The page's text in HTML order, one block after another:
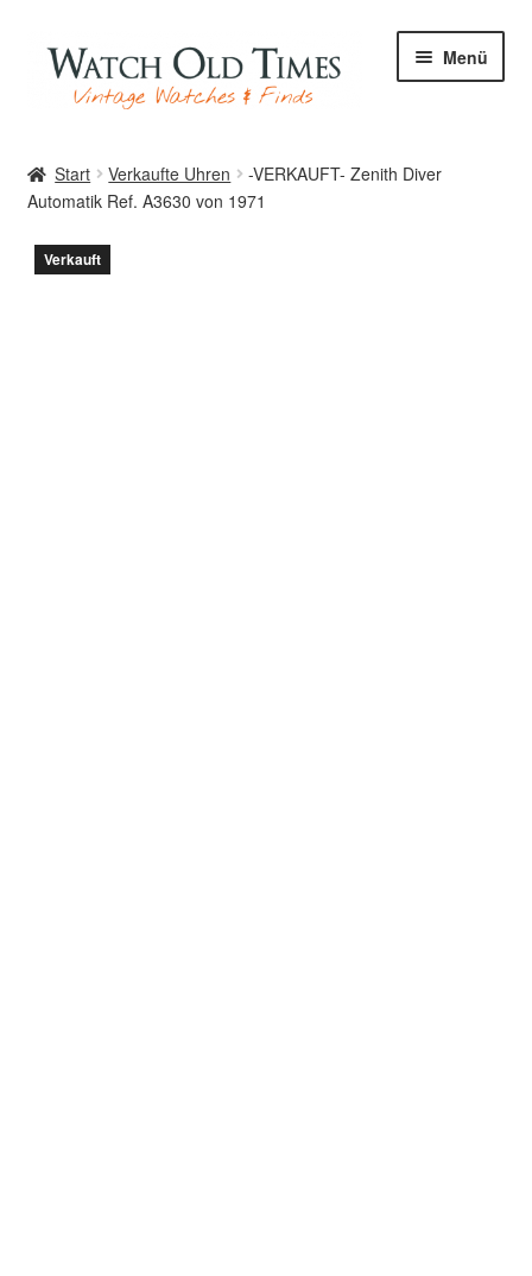
Zur
Navigation
springen
Zum
Inhalt
springen
Menü
Uhren
Start Verkaufte Uhren
-VERKAUFT- Zenith Diver
Automatik Ref. A3630 von 1971
Verkauft